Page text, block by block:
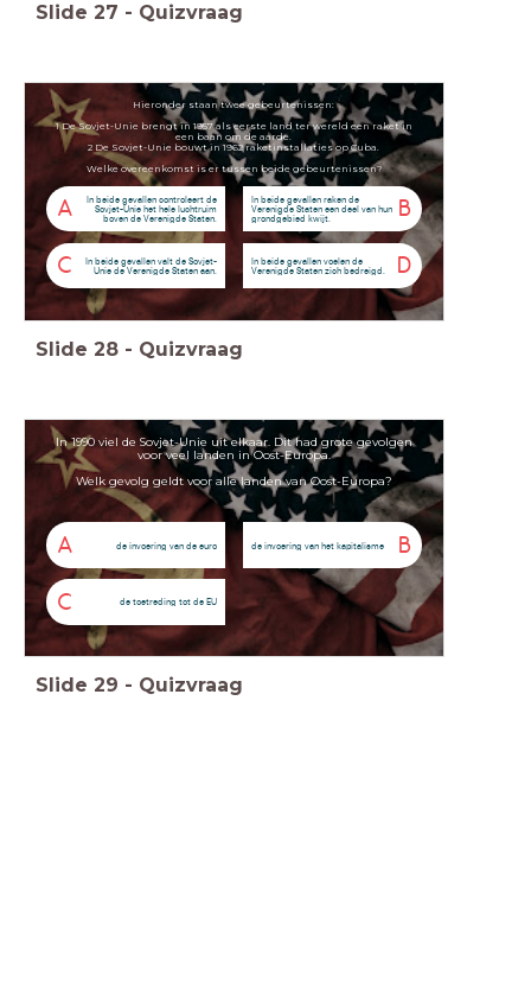
Slide 27 - Quizvraag
Hieronder staan twee gebeurtenissen:
1 De Sovjet-Unie brengt in 1957 als eerste land ter wereld een raket in
een baan om de aarde.
2 De Sovjet-Unie bouwt in 1962 raketinstallaties op Cuba.
Welke overeenkomst is er tussen beide gebeurtenissen?
A
In beide gevallen controleert de
Sovjet-Unie het hele luchtruim
boven de Verenigde Staten.
B
In beide gevallen raken de
Verenigde Staten een deel van hun
grondgebied kwijt.
C
In beide gevallen valt de Sovjet-
Unie de Verenigde Staten aan.
D
In beide gevallen voelen de
Verenigde Staten zich bedreigd.
Slide 28 - Quizvraag
In 1990 viel de Sovjet-Unie uit elkaar. Dit had grote gevolgen
voor veel landen in Oost-Europa.
Welk gevolg geldt voor alle landen van Oost-Europa?
A de invoering van de euro B
de invoering van het kapitalisme
C de toetreding tot de EU
Slide 29 - Quizvraag